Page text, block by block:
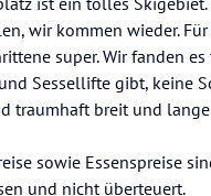
wir kommen wieder.
super. Wir fanden
Sessellifte gibt, keine
traumhaft breit und
sowie Essenspreise
und nicht überteuert.